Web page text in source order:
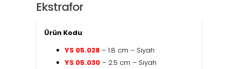
Ekstrafor
Ürün Kodu
YS 05.028 – 1.8 cm – Siyah
YS 05.030 – 2.5 cm – Siyah